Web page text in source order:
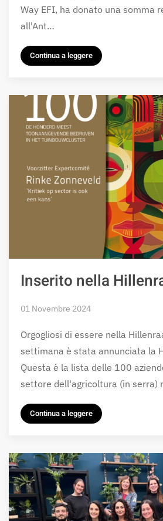
Way EFI, ha donato una somma
all'Ant…
Continua a leggere
Inserito nella
01 Novembre 2024
Orgogliosi di essere nella
settimana è stata annunciata la
Questa è la lista delle 100
settore dell'agricoltura (in serra)
Continua a leggere